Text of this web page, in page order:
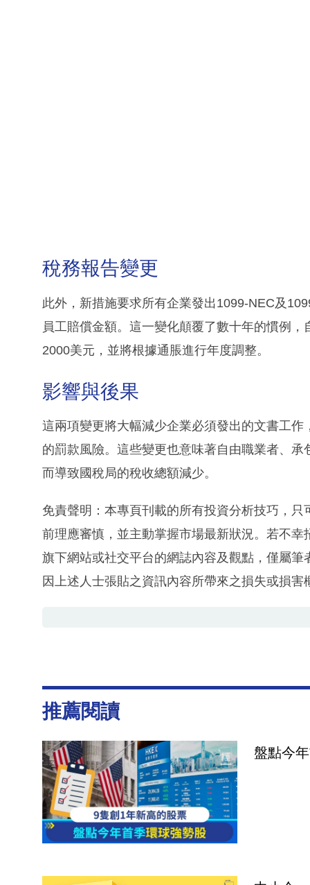
稅務報告變更
此外，新措施要求所有企業發出1099-NEC及
員工賠償金額。這一變化顛覆了數十年的慣例
2000美元，並將根據通脹進行年度調整。
影響與後果
這兩項變更將大幅減少企業必須發出的文書工
的罰款風險。這些變更也意味著自由職業者、
而導致國稅局的稅收總額減少。
免責聲明：本專頁刊載的所有投資分析技巧，
前理應審慎，並主動掌握市場最新狀況。若不
旗下網站或社交平台的網誌內容及觀點，僅屬
因上述人士張貼之資訊內容所帶來之損失或損害
推薦閱讀
盤點今